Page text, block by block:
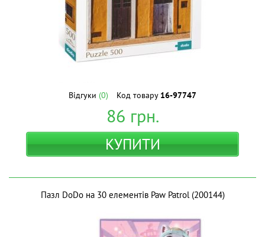
Відгуки (0) Код товару 16-97747
86 грн.
КУПИТИ
Пазл DoDo на 30 елементів Paw Patrol (200144)